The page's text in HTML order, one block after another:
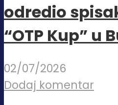
odredio
“OTP Kup” u
02/07/2026
Dodaj komentar